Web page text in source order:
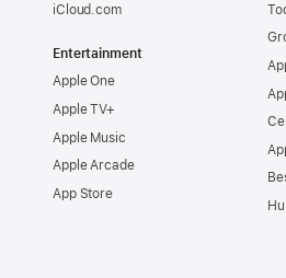
iCloud.com
Entertainment
Apple One
Apple TV+
Apple Music
Apple Arcade
App Store